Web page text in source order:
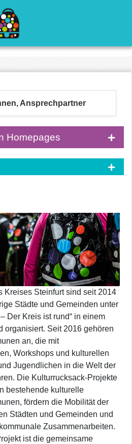
Ansprechpartner
Homepages
Kreises Steinfurt sind seit 2014
Städte und Gemeinden unter
Der Kreis ist rund“ in einem
organisiert. Seit 2016 gehören
an, die mit
Workshops und kulturellen
Jugendlichen in die Welt der
Die Kulturrucksack-Projekte
bestehende kulturelle
fördern die Mobilität der
Städten und Gemeinden und
Zusammenarbeiten.
ist die gemeinsame